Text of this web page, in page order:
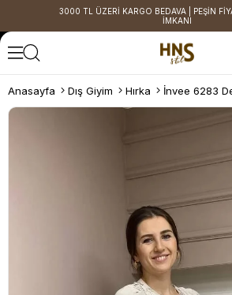
3000 TL ÜZERİ KARGO BEDAVA | PEŞİN
İMKANI
Anasayfa Dış Giyim Hırka İnvee 6283